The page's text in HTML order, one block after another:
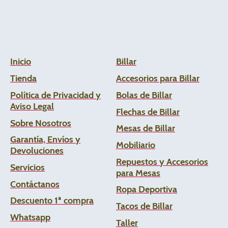
Inicio
Tienda
Política de Privacidad y
Aviso Legal
Sobre Nosotros
Garantía, Envíos y
Devoluciones
Servicios
Contáctanos
Descuento 1ª compra
Whatsapp
Billar
Accesorios para Billar
Bolas de Billar
Flechas de Billar
Mesas de Billar
Mobiliario
Repuestos y Accesorios
para Mesas
Ropa Deportiva
Tacos de Billar
Taller